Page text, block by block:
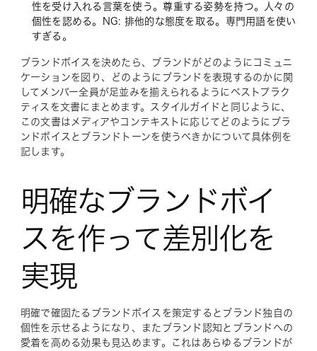
性を受け入れる言葉を使う。尊重する姿勢を持つ。人々の
個性を認める。NG: 排他的な態度を取る。専門用語を使い
すぎる。
ブランドボイスを決めたら、ブランドがどのようにコミュニ
ケーションを図り、どのようにブランドを表現するのかに関
してメンバー全員が足並みを揃えられるようにベストプラク
ティスを文書にまとめます。スタイルガイドと同じように、
この文書はメディアやコンテキストに応じてどのようにブラ
ンドボイスとブランドトーンを使うべきかについて具体例を
記します。
明確なブランドボイ
スを作って差別化を
実現
明確で確固たるブランドボイスを策定するとブランド独自の
個性を示せるようになり、またブランド認知とブランドへの
愛着を高める効果も見込めます。これはあらゆるブランドが